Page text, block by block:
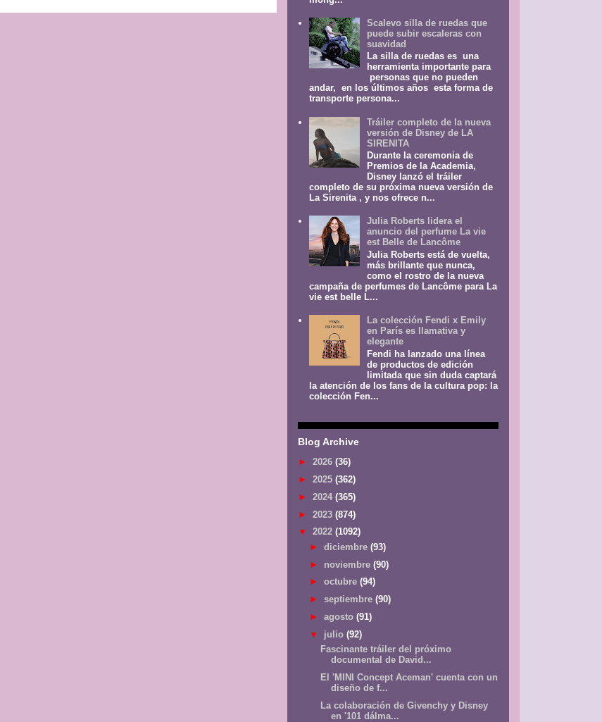
Scalevo silla de ruedas que
puede subir escaleras con
suavidad
La silla de ruedas es una
herramienta importante para
personas que no pueden
andar, en los últimos años esta forma de
transporte persona...
Tráiler completo de la nueva
versión de Disney de LA
SIRENITA
Durante la ceremonia de
Premios de la Academia,
Disney lanzó el tráiler
completo de su próxima nueva versión de
La Sirenita , y nos ofrece n...
Julia Roberts lidera el
anuncio del perfume La vie
est Belle de Lancôme
Julia Roberts está de vuelta,
más brillante que nunca,
como el rostro de la nueva
campaña de perfumes de Lancôme para La
vie est belle L...
La colección Fendi x Emily
en París es llamativa y
elegante
Fendi ha lanzado una línea
de productos de edición
limitada que sin duda captará
la atención de los fans de la cultura pop: la
colección Fen...
Blog Archive
► 2026 (36)
► 2025 (362)
► 2024 (365)
► 2023 (874)
▼ 2022 (1092)
► diciembre (93)
► noviembre (90)
► octubre (94)
► septiembre (90)
► agosto (91)
▼ julio (92)
Fascinante tráiler del próximo
documental de David...
El 'MINI Concept Aceman' cuenta con un
diseño de f...
La colaboración de Givenchy y Disney
en '101 dálma...